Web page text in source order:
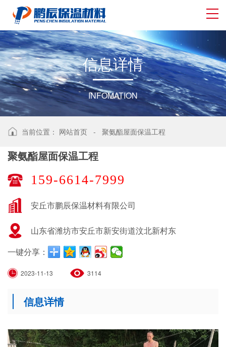
信息详情
INFOMATION
当前位置： 网站首页 - 聚氨酯屋面保温工程
聚氨酯屋面保温工程
159-6614-7999
安丘市鹏辰保温材料有限公司
山东省潍坊市安丘市新安街道汶北新村东
一键分享：
2023-11-13 3114
信息详情